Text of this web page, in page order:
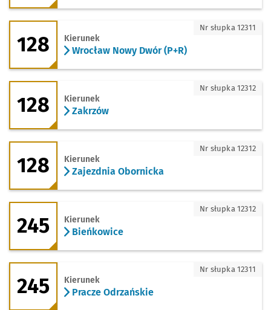
128 - kierunek Wrocław Nowy Dwór
128 Kierunek
Wrocław Nowy Dwór (P+R)
Nr słupka 12311
128 - kierunek Zakrzów
128 Kierunek
Zakrzów
Nr słupka 12312
128 - kierunek Zajezdnia Obornicka
128 Kierunek
Zajezdnia Obornicka
Nr słupka 12312
245 - kierunek Bieńkowice
245 Kierunek
Bieńkowice
Nr słupka 12312
245 - kierunek Pracze Odrzańskie
245 Kierunek
Pracze Odrzańskie
Nr słupka 12311